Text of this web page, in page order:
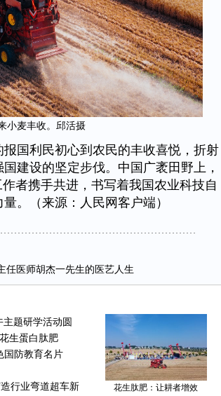
小麦丰收。邱活摄
国利民初心到农民的丰收喜悦，折射
建设的坚定步伐。中国广袤田野上，
者携手共进，书写着我国农业科技自
。（来源：人民网客户端）
医师胡杰一先生的医艺人生
题研学活动圆
生蛋白肽肥
防教育名片
行业弯道超车新
花生肽肥：让耕者增效